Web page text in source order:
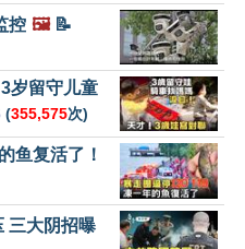
控 🖼️📝
岁留守儿童
(355,575次)
鱼复活了！
三大阴招曝